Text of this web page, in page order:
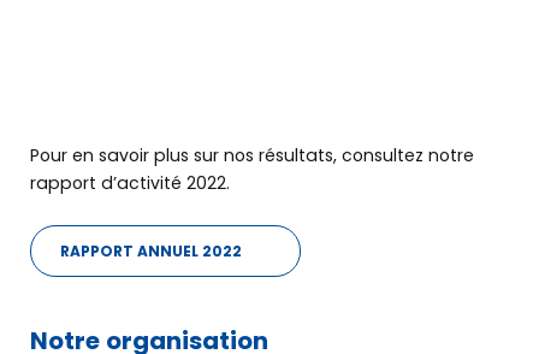
Nos formations
Rencontrernos entrepreneurs
Pour en savoir plus sur nos résultats, consultez notre
rapport d’activité 2022.
RAPPORT ANNUEL 2022
Notre organisation